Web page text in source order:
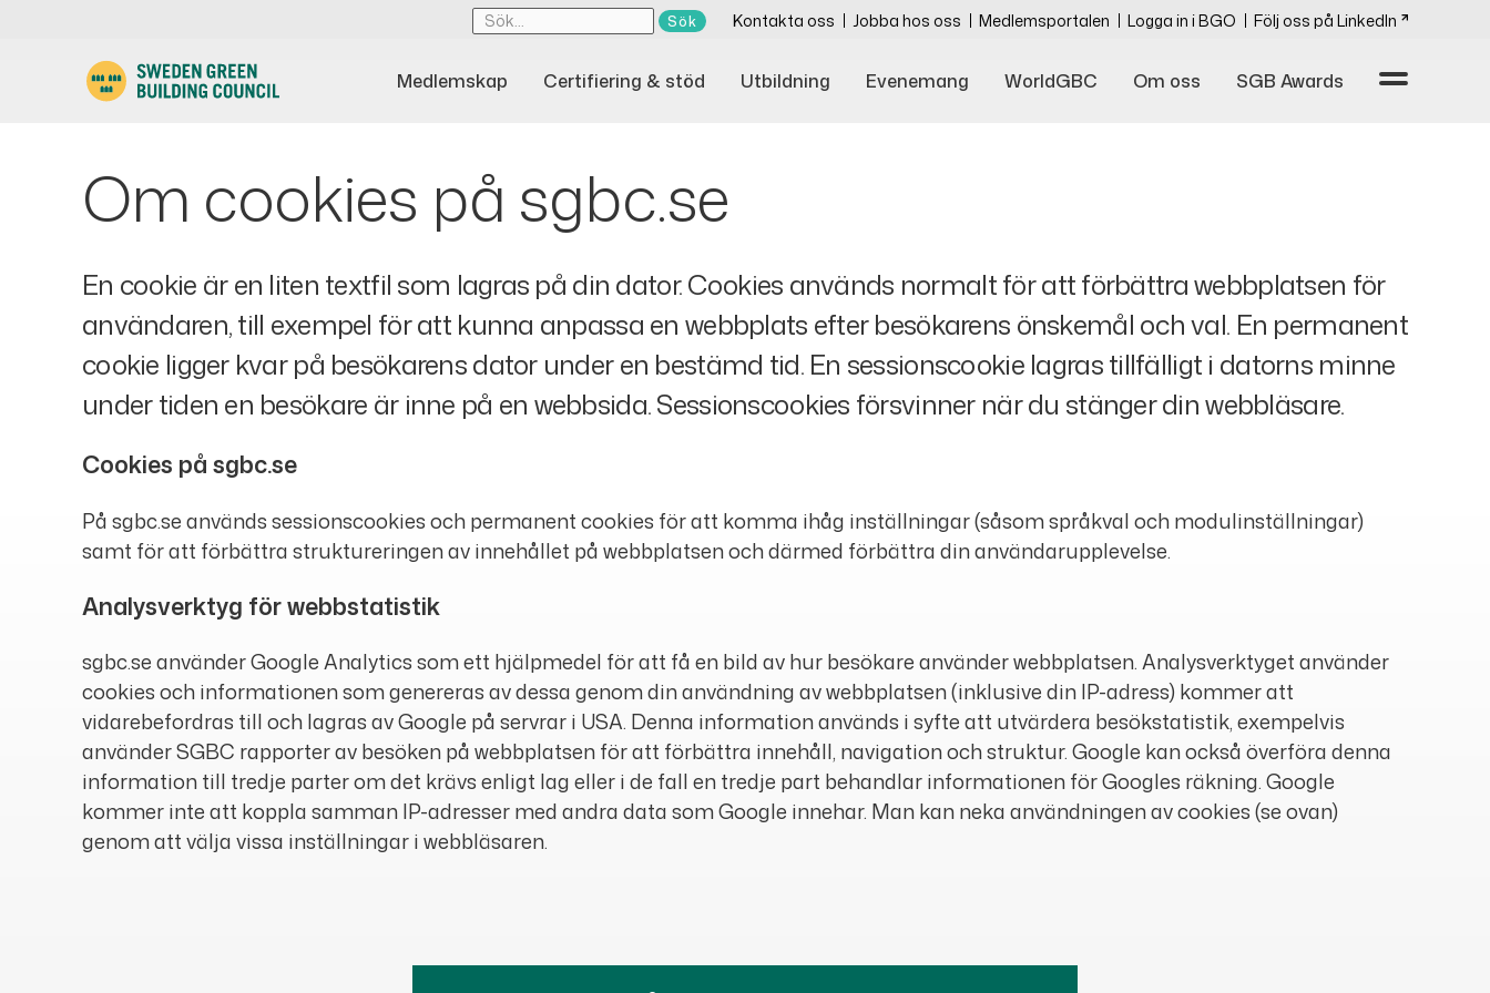
Kontakta oss Jobba hos oss Medlemsportalen Logga in i BGO Följ oss på LinkedIn
Medlemskap Certifiering & stöd Utbildning Evenemang WorldGBC Om oss SGB Awards
Om cookies på sgbc.se
En cookie är en liten textfil som lagras på din dator. Cookies används normalt för att förbättra webbplatsen för
användaren, till exempel för att kunna anpassa en webbplats efter besökarens önskemål och val. En permanent
cookie ligger kvar på besökarens dator under en bestämd tid. En sessionscookie lagras tillfälligt i datorns minne
under tiden en besökare är inne på en webbsida. Sessionscookies försvinner när du stänger din webbläsare.
Cookies på sgbc.se
På sgbc.se används sessionscookies och permanent cookies för att komma ihåg inställningar (såsom språkval och modulinställningar)
samt för att förbättra struktureringen av innehållet på webbplatsen och därmed förbättra din användarupplevelse.
Analysverktyg för webbstatistik
sgbc.se använder Google Analytics som ett hjälpmedel för att få en bild av hur besökare använder webbplatsen. Analysverktyget använder
cookies och informationen som genereras av dessa genom din användning av webbplatsen (inklusive din IP-adress) kommer att
vidarebefordras till och lagras av Google på servrar i USA. Denna information används i syfte att utvärdera besökstatistik, exempelvis
använder SGBC rapporter av besöken på webbplatsen för att förbättra innehåll, navigation och struktur. Google kan också överföra denna
information till tredje parter om det krävs enligt lag eller i de fall en tredje part behandlar informationen för Googles räkning. Google
kommer inte att koppla samman IP-adresser med andra data som Google innehar. Man kan neka användningen av cookies (se ovan)
genom att välja vissa inställningar i webbläsaren.